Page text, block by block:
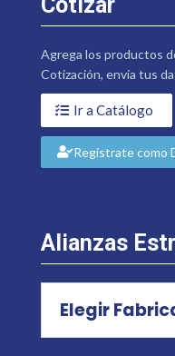
Agrega los productos
Cotización, envía tus
Ir a Catálogo
Regístrate como
Alianzas
Elegir